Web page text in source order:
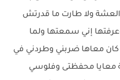
ولا طارت ما قدرتش
إني سمعتها ولما
معاها ضربني وطردني في
معايا محفظتى وفلوسي